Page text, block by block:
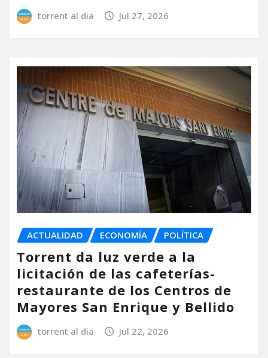
torrent al dia Jul 27, 2026
ACTUALIDAD ECONOMÍA POLÍTICA
Torrent da luz verde a la
licitación de las cafeterías-
restaurante de los Centros de
Mayores San Enrique y Bellido
torrent al dia Jul 22, 2026